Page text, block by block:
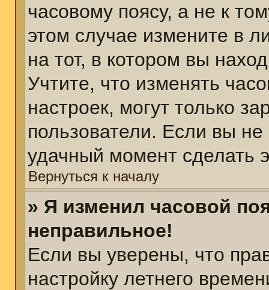
часовому поясу, а не к
этом случае измените в
на тот, в котором вы
Учтите, что изменять
настроек, могут только
пользователи. Если вы
удачный момент сделать
Вернуться к началу
» Я изменил часовой
неправильное!
Если вы уверены, что
настройку летнего